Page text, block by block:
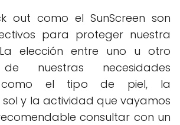
out como el SunScreen son
para proteger nuestra
elección entre uno u otro
nuestras necesidades
como el tipo de piel, la
sol y la actividad que vayamos
consultar con un